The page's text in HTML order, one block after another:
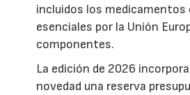
incluidos los medicamentos
esenciales por la Unión
componentes.
La edición de 2026
novedad una reserva